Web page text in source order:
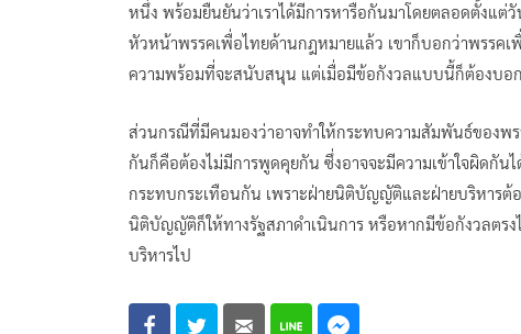
หนึ่ง พร้อมยืนยันว่าเราได้มีการหารือกันมาโดยตลอดตั้งแ
หัวหน้าพรรคเพื่อไทยด้านกฎหมายแล้ว เขาก็บอกว่าพรรคเ
ความพร้อมที่จะสนับสนุน แต่เมื่อมีข้อกังวลแบบนี้ก็ต้องบอ
ส่วนกรณีที่มีคนมองว่าอาจทำให้กระทบความสัมพันธ์ของพ
กันก็คือต้องไม่มีการพูดคุยกัน ซึ่งอาจจะมีความเข้าใจผิดกั
กระทบกระเทือนกัน เพราะฝ่ายนิติบัญญัติและฝ่ายบริหาร
นิติบัญญัติก็ให้ทางรัฐสภาดำเนินการ หรือหากมีข้อกังวลตร
บริหารไป